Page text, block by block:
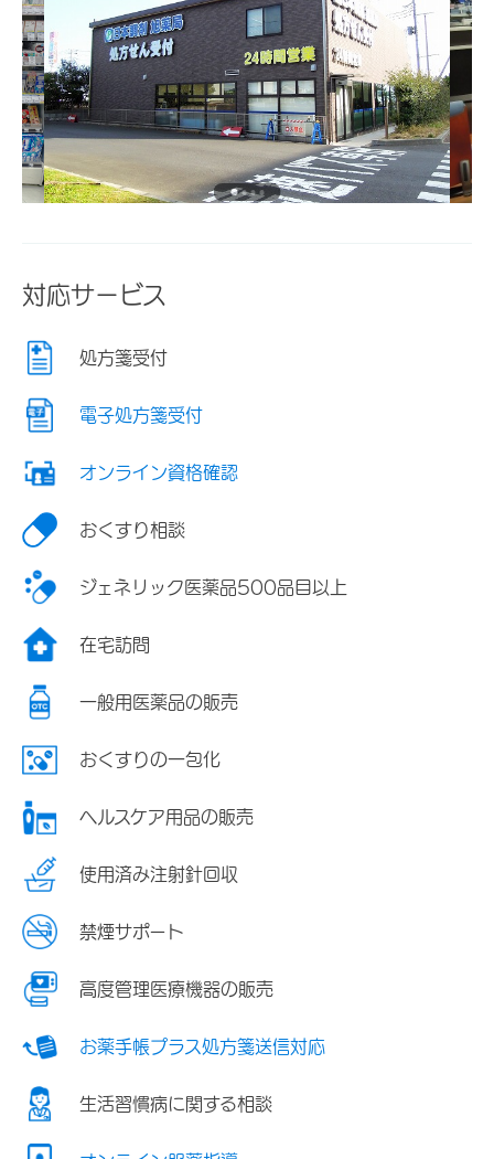
対応サービス
処方箋受付
電子処方箋受付
オンライン資格確認
おくすり相談
ジェネリック医薬品500品目以上
在宅訪問
一般用医薬品の販売
おくすりの一包化
ヘルスケア用品の販売
使用済み注射針回収
禁煙サポート
高度管理医療機器の販売
お薬手帳プラス処方箋送信対応
生活習慣病に関する相談